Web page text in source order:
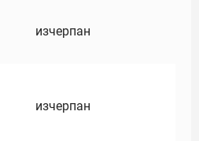
изчерпан
изчерпан